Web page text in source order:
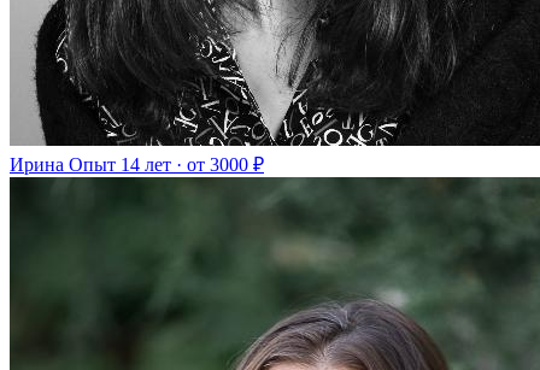
Ирина Опыт 14 лет · от 3000 ₽